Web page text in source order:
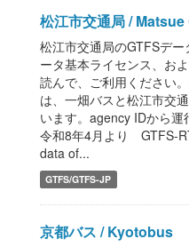
松江市交通局 /
松江市交通局のGTFSデ
ータ基本ライセンス、お
読んで、ご利用ください
は、一畑バスと松江市交
います。agency IDから
令和8年4月より GTFS-
data of...
GTFS/GTFS-JP
京都バス / Kyotobus